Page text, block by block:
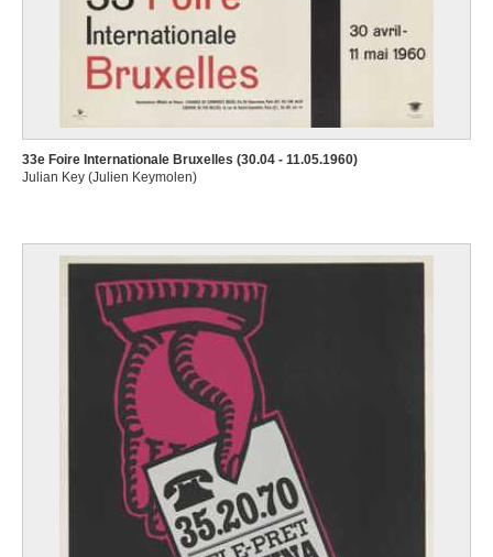
33e Foire Internationale Bruxelles (30.04 - 11.05.1960)
Julian Key (Julien Keymolen)